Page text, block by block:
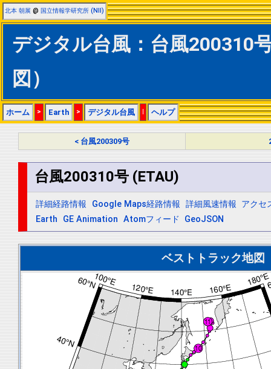
北本 朝展 @ 国立情報学研究所 (NII)
デジタル台風：台風200310
図）
ホーム > Earth > デジタル台風 | ヘルプ
< 台風200309号
台風200310号 (ETAU)
詳細経路情報 Google Maps経路情報 詳細風速情報 アクセ
Earth
GE Animation Atomフィード GeoJSON
ベストトラック地図